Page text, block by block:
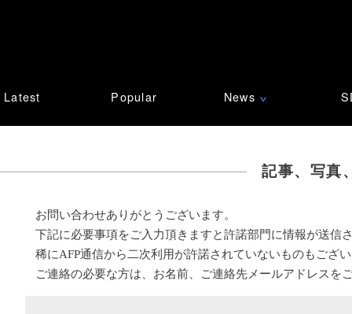
Latest Popular News ∨
記事、写真
お問い合わせありがとうございます。
下記に必要事項をご入力頂きますと許諾部門に情報が送信
稀にAFP通信から二次利用が許諾されていないものもござ
ご連絡の必要な方は、お名前、ご連絡先メールアドレスを